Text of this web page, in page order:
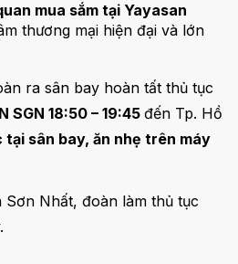
mua sắm tại Yayasan
thương mại hiện đại và lớn
ra sân bay hoàn tất thủ tục
SGN 18:50 – 19:45 đến Tp. Hồ
sân bay, ăn nhẹ trên máy
Nhất, đoàn làm thủ tục